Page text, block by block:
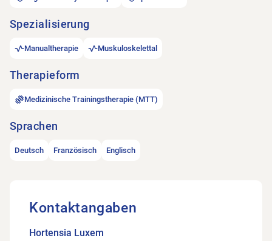
Spezialisierung
Manualtherapie Muskuloskelettal
Therapieform
Medizinische Trainingstherapie (MTT)
Sprachen
Deutsch Französisch Englisch
Kontaktangaben
Hortensia Luxem